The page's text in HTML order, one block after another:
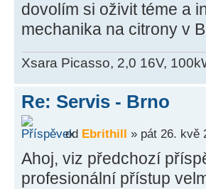
dovolím si oživit téme a
mechanika na citrony v
Xsara Picasso, 2,0 16V,
Re: Servis - Brno
od Ebrithill » pát 26. kvě
Ahoj, viz předchozí
profesionální přístup